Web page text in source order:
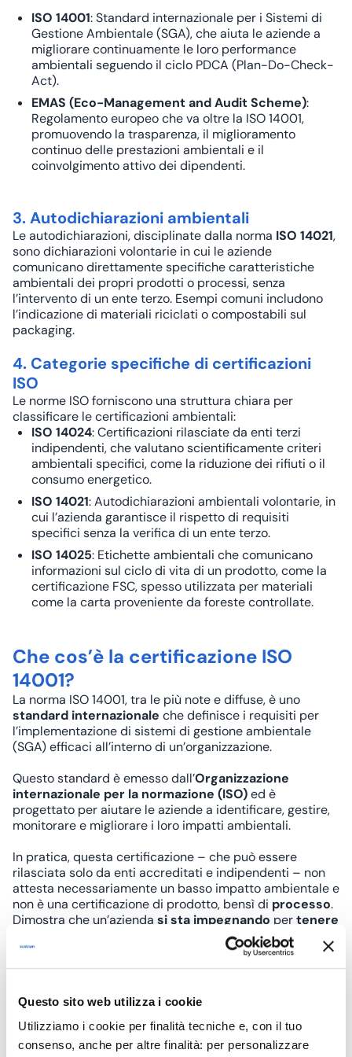
Questo sito web utilizza i cookie
Utilizziamo i cookie per finalità tecniche e, con il tuo
consenso, anche per altre finalità: per personalizzare
ISO 14001: Standard internazionale per i Sistemi di
Gestione Ambientale (SGA), che aiuta le aziende a
migliorare continuamente le loro performance
ambientali seguendo il ciclo PDCA (Plan-Do-Check-
Act).
EMAS (Eco-Management and Audit Scheme):
Regolamento europeo che va oltre la ISO 14001,
promuovendo la trasparenza, il miglioramento
continuo delle prestazioni ambientali e il
coinvolgimento attivo dei dipendenti.
3. Autodichiarazioni ambientali
Le autodichiarazioni, disciplinate dalla norma ISO 14021,
sono dichiarazioni volontarie in cui le aziende
comunicano direttamente specifiche caratteristiche
ambientali dei propri prodotti o processi, senza
l’intervento di un ente terzo. Esempi comuni includono
l’indicazione di materiali riciclati o compostabili sul
packaging.
4. Categorie specifiche di certificazioni
ISO
Le norme ISO forniscono una struttura chiara per
classificare le certificazioni ambientali:
ISO 14024: Certificazioni rilasciate da enti terzi
indipendenti, che valutano scientificamente criteri
ambientali specifici, come la riduzione dei rifiuti o il
consumo energetico.
ISO 14021: Autodichiarazioni ambientali volontarie, in
cui l’azienda garantisce il rispetto di requisiti
specifici senza la verifica di un ente terzo.
ISO 14025: Etichette ambientali che comunicano
informazioni sul ciclo di vita di un prodotto, come la
certificazione FSC, spesso utilizzata per materiali
come la carta proveniente da foreste controllate.
Che cos’è la certificazione ISO
14001?
La norma ISO 14001, tra le più note e diffuse, è uno
standard internazionale che definisce i requisiti per
l’implementazione di sistemi di gestione ambientale
(SGA) efficaci all’interno di un’organizzazione.
Questo standard è emesso dall’Organizzazione
internazionale per la normazione (ISO)ed è
progettato per aiutare le aziende a identificare, gestire,
monitorare e migliorare i loro impatti ambientali.
In pratica, questa certificazione – che può essere
rilasciata solo da enti accreditati e indipendenti – non
attesta necessariamente un basso impatto ambientale e
non è una certificazione di prodotto, bensì di processo.
Dimostra che un’azienda si sta impegnando pertenere
il proprio impatto ambientale e per
migliorare costantemente i singoli processi sotto questo
punto di vista.
La certificazione ISO 14001 segue il ciclo
miglioramento continuo. Le organizzazioni pianificano
le proprie attività ambientali, le implementano,